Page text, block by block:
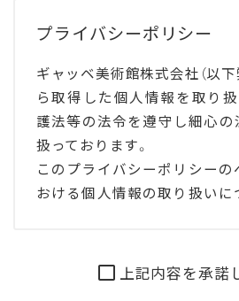
プライバシーポリシー
ギャッベ美術館株式会社（以下
ら取得した個人情報を取り
護法等の法令を遵守し細心の
扱っております。
このプライバシーポリシーの
おける個人情報の取り扱いに
■個人情報の利用目的
上記内容を承諾